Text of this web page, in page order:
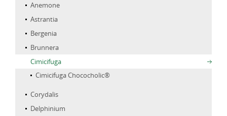
Anemone
Astrantia
Bergenia
Brunnera
Cimicifuga
Cimicifuga Chococholic®
Corydalis
Delphinium